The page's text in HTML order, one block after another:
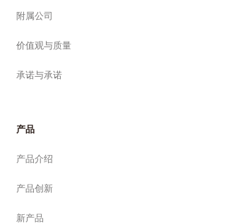
附属公司
价值观与质量
承诺与承诺
产品
产品介绍
产品创新
新产品